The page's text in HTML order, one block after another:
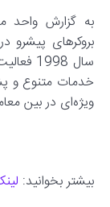
به گزارش واحد
بروکرهای پیشرو
سال
خدمات متنوع و
ویژه‌ای در بین
بیشتر بخوانید: